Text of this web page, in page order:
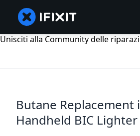
Unisciti alla Community delle
Butane Replacement
Handheld BIC Lighter